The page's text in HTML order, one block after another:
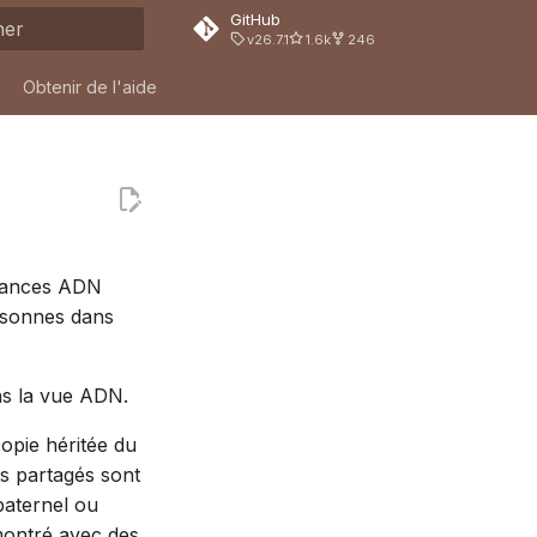
GitHub
v26.7.1 1.6k 246
Obtenir de l'aide
ADN
dans
la vue ADN.
héritée du
partagés sont
ou